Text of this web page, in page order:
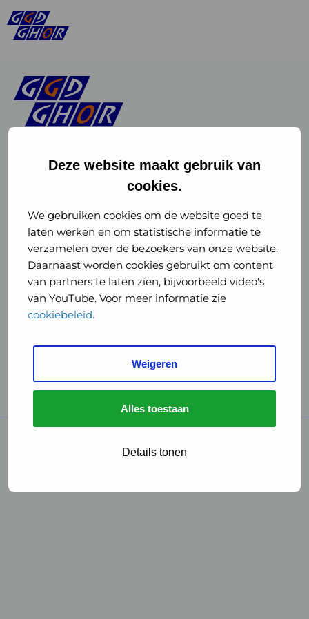
Deze website maakt gebruik van
cookies.
We gebruiken cookies om de website goed te
laten werken en om statistische informatie te
verzamelen over de bezoekers van onze website.
Daarnaast worden cookies gebruikt om content
van partners te laten zien, bijvoorbeeld video's
van YouTube. Voor meer informatie zie
cookiebeleid.
Weigeren
Alles toestaan
Details tonen
of
GGD
GHOR
Nederland
Instagram
of
GGD
GHOR
Nederland
GGD Reizen op social media
GGD Reizen
GGD Reisvaccinaties